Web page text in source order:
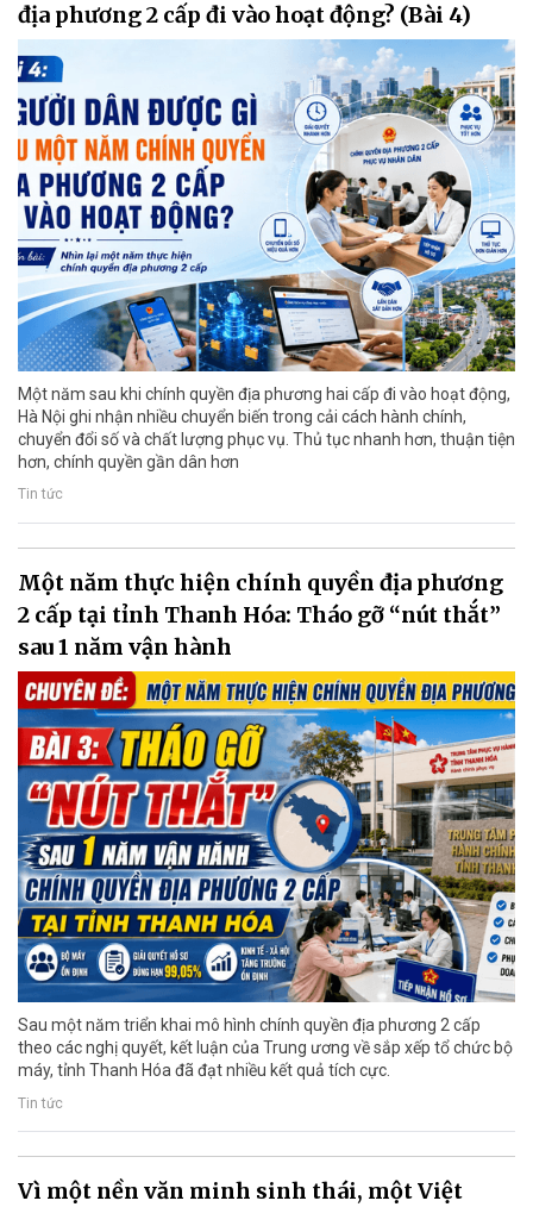
địa phương 2 cấp đi vào hoạt động? (Bài 4)
Một năm sau khi chính quyền địa phương hai cấp đi vào hoạt động,
Hà Nội ghi nhận nhiều chuyển biến trong cải cách hành chính,
chuyển đổi số và chất lượng phục vụ. Thủ tục nhanh hơn, thuận tiện
hơn, chính quyền gần dân hơn
Tin tức
Một năm thực hiện chính quyền địa phương
2 cấp tại tỉnh Thanh Hóa: Tháo gỡ “nút thắt”
sau 1 năm vận hành
Sau một năm triển khai mô hình chính quyền địa phương 2 cấp
theo các nghị quyết, kết luận của Trung ương về sắp xếp tổ chức bộ
máy, tỉnh Thanh Hóa đã đạt nhiều kết quả tích cực.
Tin tức
Vì một nền văn minh sinh thái, một Việt